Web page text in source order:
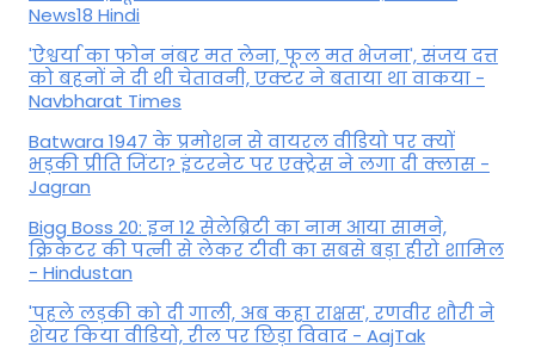
News18 Hindi
'ऐश्वर्या का फोन नंबर मत लेना, फूल मत भेजना', संजय दत्त
को बहनों ने दी थी चेतावनी, एक्टर ने बताया था वाकया -
Navbharat Times
Batwara 1947 के प्रमोशन से वायरल वीडियो पर क्यों
भड़की प्रीति जिंटा? इंटरनेट पर एक्ट्रेस ने लगा दी क्लास -
Jagran
Bigg Boss 20: इन 12 सेलेब्रिटी का नाम आया सामने,
क्रिकेटर की पत्नी से लेकर टीवी का सबसे बड़ा हीरो शामिल
- Hindustan
'पहले लड़की को दी गाली, अब कहा राक्षस', रणवीर शौरी ने
शेयर किया वीडियो, रील पर छिड़ा विवाद - AajTak